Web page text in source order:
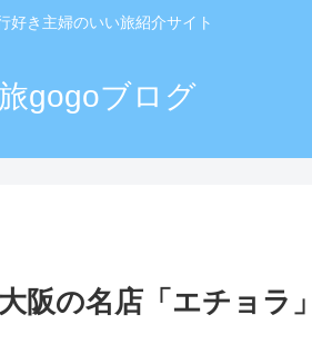
好き主婦のいい旅紹介サイト
gogoブログ
阪の名店「エチョラ」